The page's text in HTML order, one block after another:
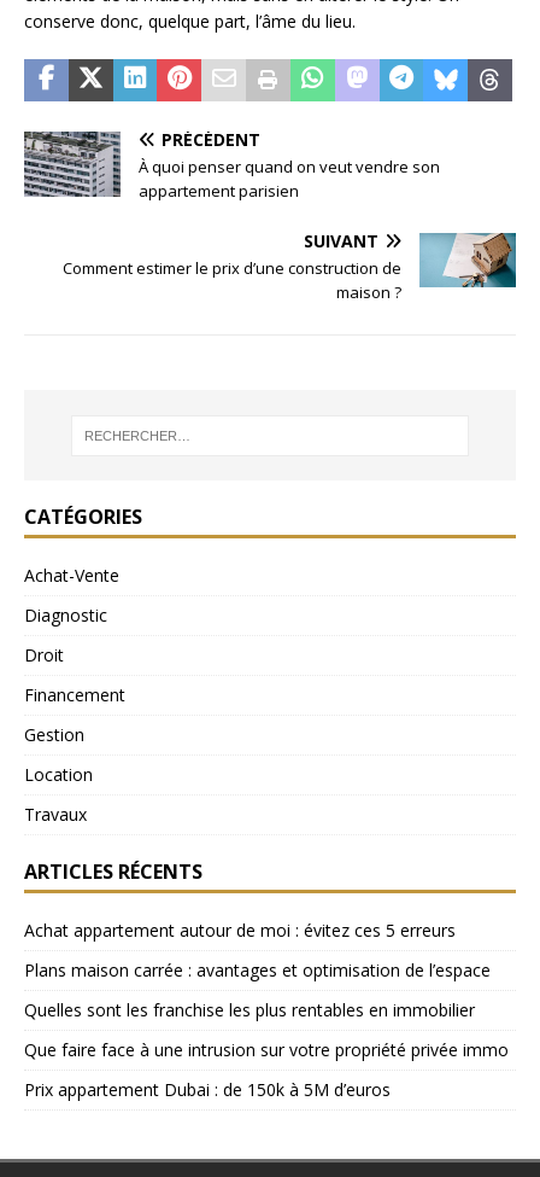
conserve donc, quelque part, l’âme du lieu.
PRÉCÉDENT
À quoi penser quand on veut vendre son
appartement parisien
SUIVANT
Comment estimer le prix d’une construction de
maison ?
CATÉGORIES
Achat-Vente
Diagnostic
Droit
Financement
Gestion
Location
Travaux
ARTICLES RÉCENTS
Achat appartement autour de moi : évitez ces 5 erreurs
Plans maison carrée : avantages et optimisation de l’espace
Quelles sont les franchise les plus rentables en immobilier
Que faire face à une intrusion sur votre propriété privée immo
Prix appartement Dubai : de 150k à 5M d’euros